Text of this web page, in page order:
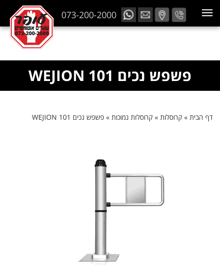
073-200-2000
פשפש נכים 101 WEJION
דף הבית » קרוסלות » קרוסלות נמוכות » פשפש נכים 101 WEJION